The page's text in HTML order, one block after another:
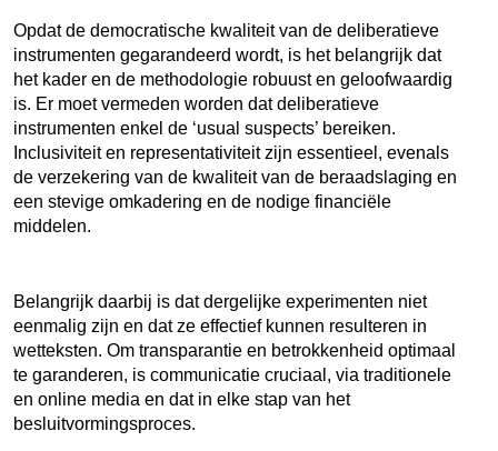
Opdat de democratische kwaliteit van de deliberatieve
instrumenten gegarandeerd wordt, is het belangrijk dat
het kader en de methodologie robuust en geloofwaardig
is. Er moet vermeden worden dat deliberatieve
instrumenten enkel de ‘usual suspects’ bereiken.
Inclusiviteit en representativiteit zijn essentieel, evenals
de verzekering van de kwaliteit van de beraadslaging en
een stevige omkadering en de nodige financiële
middelen.
Belangrijk daarbij is dat dergelijke experimenten niet
eenmalig zijn en dat ze effectief kunnen resulteren in
wetteksten. Om transparantie en betrokkenheid optimaal
te garanderen, is communicatie cruciaal, via traditionele
en online media en dat in elke stap van het
besluitvormingsproces.